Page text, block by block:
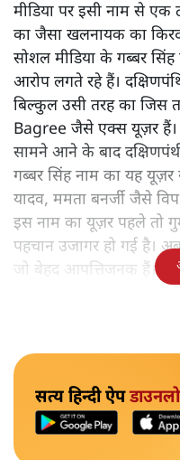
मीडिया पर इसी नाम से एक
का जैसा खलनायक का
सोशल मीडिया के गब्बर
आरोप लगते रहे हैं।
बिल्कुल उसी तरह का
Bagree जैसे एक्स यूज़र
सामने आने के बाद
गब्बर सिंह नाम का यह यूज़र
यादव, ममता बनर्जी जैसे
इस नाम का यूज़र पहले तो
पहचान उजागर हो गई है।
जो बेहद आपत्तिजनक हैं।
सत्य हिन्दी ऐप